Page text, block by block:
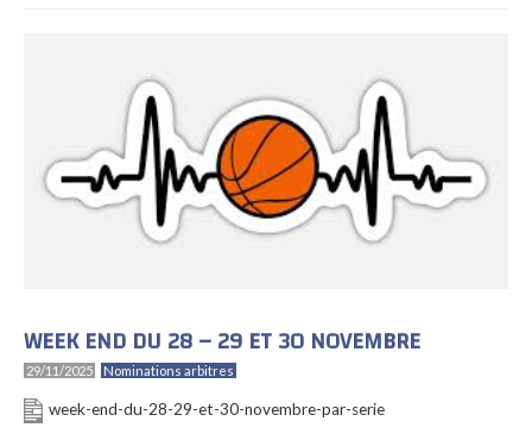
WEEK END DU 28 – 29 ET 30 NOVEMBRE
29/11/2025 Nominations arbitres
week-end-du-28-29-et-30-novembre-par-serie